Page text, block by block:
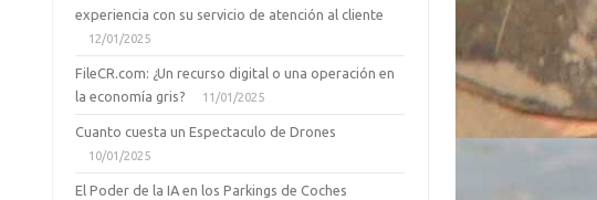
experiencia con su servicio de atención al cliente
12/01/2025
FileCR.com: ¿Un recurso digital o una operación en
la economía gris?
11/01/2025
Cuanto cuesta un Espectaculo de Drones
10/01/2025
El Poder de la IA en los Parkings de Coches